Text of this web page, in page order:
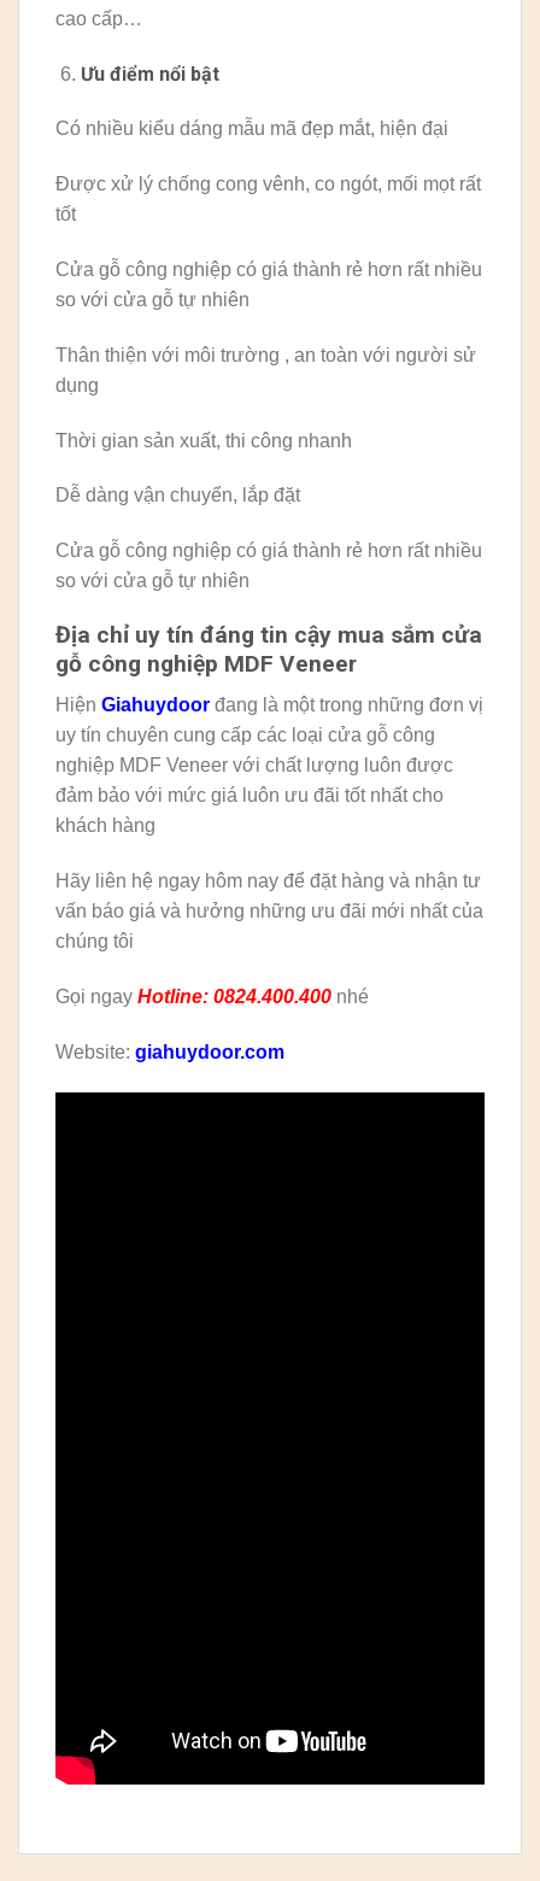
cao cấp…
Ưu điểm nổi bật
Có nhiều kiểu dáng mẫu mã đẹp mắt, hiện đại
Được xử lý chống cong vênh, co ngót, mối mọt rất
tốt
Cửa gỗ công nghiệp có giá thành rẻ hơn rất nhiều
so với cửa gỗ tự nhiên
Thân thiện với môi trường , an toàn với người sử
dụng
Thời gian sản xuất, thi công nhanh
Dễ dàng vận chuyển, lắp đặt
Cửa gỗ công nghiệp có giá thành rẻ hơn rất nhiều
so với cửa gỗ tự nhiên
Địa chỉ uy tín đáng tin cậy mua sắm cửa
gỗ công nghiệp MDF Veneer
Hiện Giahuydoor đang là một trong những đơn vị
uy tín chuyên cung cấp các loại cửa gỗ công
nghiệp MDF Veneer với chất lượng luôn được
đảm bảo với mức giá luôn ưu đãi tốt nhất cho
khách hàng
Hãy liên hệ ngay hôm nay để đặt hàng và nhận tư
vấn báo giá và hưởng những ưu đãi mới nhất của
chúng tôi
Gọi ngay Hotline: 0824.400.400 nhé
Website: giahuydoor.com